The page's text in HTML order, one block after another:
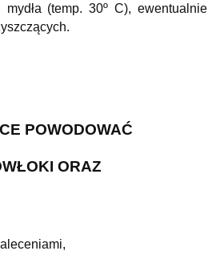
(temp. 30º C), ewentualnie
POWODOWAĆ
ORAZ